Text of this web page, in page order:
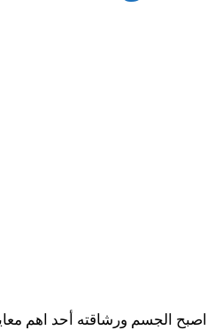
اصبح الجسم ورشاقته أحد اهم